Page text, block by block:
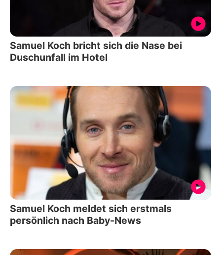
Samuel Koch bricht sich die Nase bei
Duschunfall im Hotel
Samuel Koch meldet sich erstmals
persönlich nach Baby-News